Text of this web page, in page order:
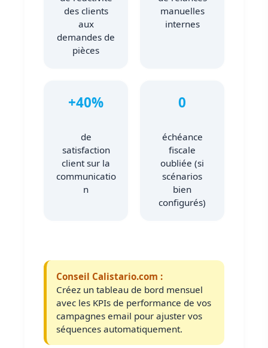
des clients
aux
demandes de
pièces
manuelles
internes
+40%
de
satisfaction
client sur la
communicatio
n
0
échéance
fiscale
oubliée (si
scénarios
bien
configurés)
Conseil Calistario.com :
Créez un tableau de bord mensuel
avec les KPIs de performance de vos
campagnes email pour ajuster vos
séquences automatiquement.